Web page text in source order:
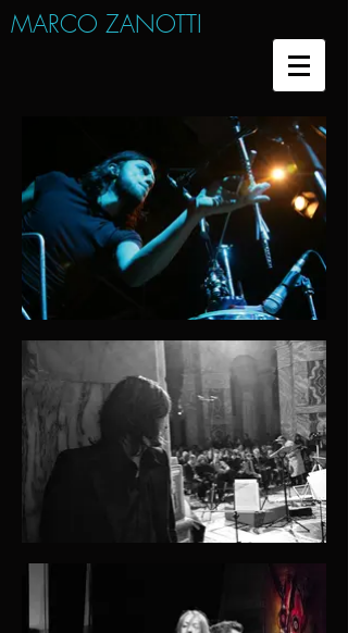
MARCO ZANOTTI